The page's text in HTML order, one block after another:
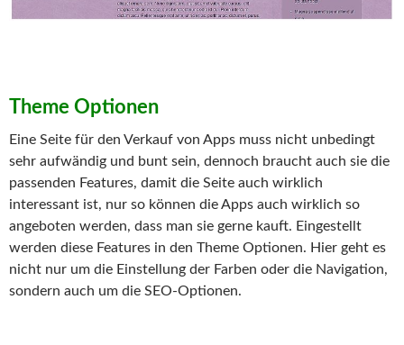
Theme Optionen
Eine Seite für den Verkauf von Apps muss nicht unbedingt
sehr aufwändig und bunt sein, dennoch braucht auch sie die
passenden Features, damit die Seite auch wirklich
interessant ist, nur so können die Apps auch wirklich so
angeboten werden, dass man sie gerne kauft. Eingestellt
werden diese Features in den Theme Optionen. Hier geht es
nicht nur um die Einstellung der Farben oder die Navigation,
sondern auch um die SEO-Optionen.